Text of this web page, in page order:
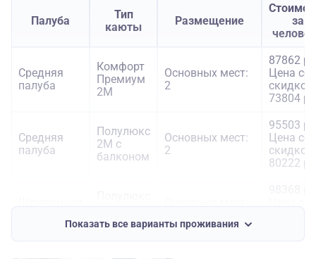
Палуба
Тип
каюты
Размещение
за
Средняя
палуба
Комфорт
Премиум
2М
Основных мест:
2
87862
Цена со
скидкой:
73804
Средняя
палуба
Полулюкс
2М с
балконом
Основных мест:
2
95503
Цена со
скидкой:
80222
балконом
Показать все варианты проживания